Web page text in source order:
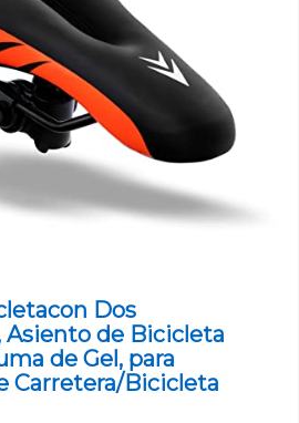
Dos
de Bicicleta
de Gel, para
Carretera/Bicicleta